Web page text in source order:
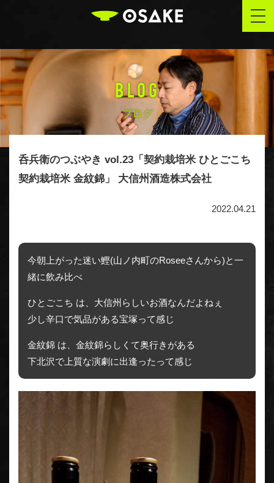
BLOG
ブログ
呑兵衛のつぶやき vol.23「契約栽培米 ひとごこち
契約栽培米 金紋錦」 大信州酒造株式会社
2022.04.21
今朝上がった迷い鰹(山ノ内町のRoseeさんから)と一
緒に飲み比べ
ひとごこち は、大信州らしいお酒なんだよねぇ
少し辛口で気品がある宝塚って感じ
金紋錦 は、金紋錦らしくて奥行きがある
下北沢で上質な演劇に出逢ったって感じ